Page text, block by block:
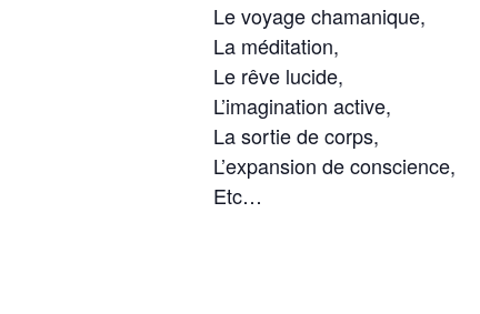
Le voyage chamanique,
La méditation,
Le rêve lucide,
L’imagination active,
La sortie de corps,
L’expansion de conscience,
Etc…